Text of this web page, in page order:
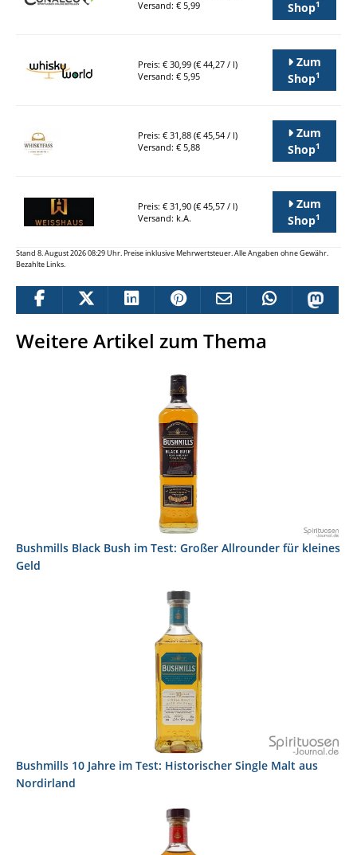
Versand: € 5,99
Shop1
Preis: € 30,99 (€ 44,27 / l)
Versand: € 5,95
Zum
Shop1
Preis: € 31,88 (€ 45,54 / l)
Versand: € 5,88
Zum
Shop1
Preis: € 31,90 (€ 45,57 / l)
Versand: k.A.
Zum
Shop1
Stand 8. August 2026 08:29 Uhr. Preise inklusive Mehrwertsteuer. Alle Angaben ohne Gewähr.
Bezahlte Links.
Weitere Artikel zum Thema
Bushmills Black Bush im Test: Großer Allrounder für kleines
Geld
Bushmills 10 Jahre im Test: Historischer Single Malt aus
Nordirland